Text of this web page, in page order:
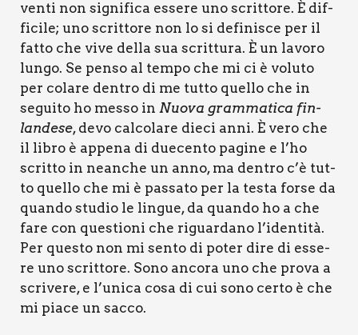
ven­ti non signi­fi­ca esse­re uno scrit­to­re. È dif­
fi­ci­le; uno scrit­to­re non lo si defi­ni­sce per il
fat­to che vive del­la sua scrit­tu­ra. È un lavo­ro
lun­go. Se pen­so al tem­po che mi ci è volu­to
per cola­re den­tro di me tut­to quel­lo che in
segui­to ho mes­so in Nuo­va gram­ma­ti­ca fin­
lan­de­se, devo cal­co­la­re die­ci anni. È vero che
il libro è appe­na di due­cen­to pagi­ne e l’ho
scrit­to in nean­che un anno, ma den­tro c’è tut­
to quel­lo che mi è pas­sa­to per la testa for­se da
quan­do stu­dio le lin­gue, da quan­do ho a che
fare con que­stio­ni che riguar­da­no l’identità.
Per que­sto non mi sen­to di poter dire di esse­
re uno scrit­to­re. Sono anco­ra uno che pro­va a
scri­ve­re, e l’unica cosa di cui sono cer­to è che
mi pia­ce un sac­co.